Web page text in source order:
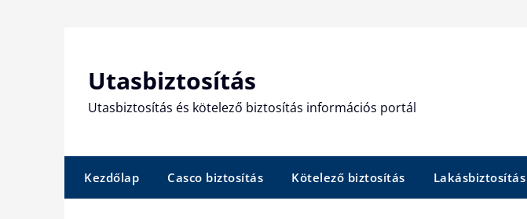
Utasbiztosítás
Utasbiztosítás és kötelező biztosítás információs portál
Kezdőlap Casco biztosítás Kötelező biztosítás Lakásbiztosítás